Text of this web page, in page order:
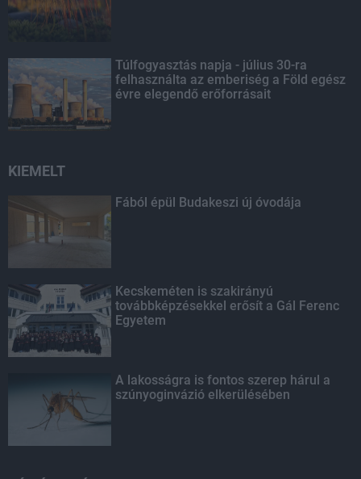
Túlfogyasztás napja - július 30-ra
felhasználta az emberiség a Föld egész
évre elegendő erőforrásait
KIEMELT
Fából épül Budakeszi új óvodája
Kecskeméten is szakirányú
továbbképzésekkel erősít a Gál Ferenc
Egyetem
A lakosságra is fontos szerep hárul a
szúnyoginvázió elkerülésében